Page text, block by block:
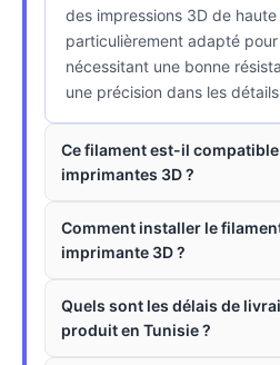
des impressions 3D de
particulièrement adapté
nécessitant une bonne
une précision dans les
Ce filament est-il
imprimantes 3D ?
Comment installer le
imprimante 3D ?
Quels sont les délais de
produit en Tunisie ?